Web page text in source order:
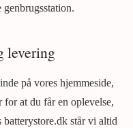
levering
på vores hjemmeside,
at du får en oplevelse,
står vi altid